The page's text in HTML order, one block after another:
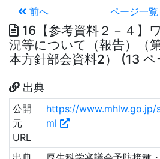
前へ ページ一覧
16【参考資料２－４】
況等について（報告）（
本方針部会資料2） (13 ペ
出典
公開
元
URL
https://www.mhlw.go.jp/
ml